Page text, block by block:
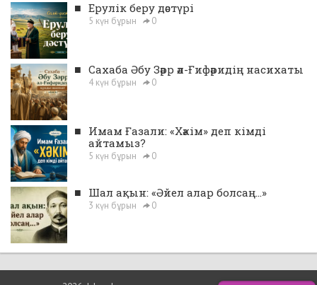
■ Ерулік беру дәстүрі
5 күн бұрын 0
■ Сахаба Әбу Зәрр әл-Ғифәридің насихаты
4 күн бұрын 0
■ Имам Ғазали: «Хәкім» деп кімді
айтамыз?
5 күн бұрын 0
■ Шал ақын: «Әйел алар болсаң...»
3 күн бұрын 0